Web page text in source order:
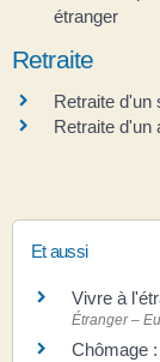
étranger
Retraite
Retraite d'un
Retraite d'un
Et aussi
Vivre à
Étranger –
Chômage